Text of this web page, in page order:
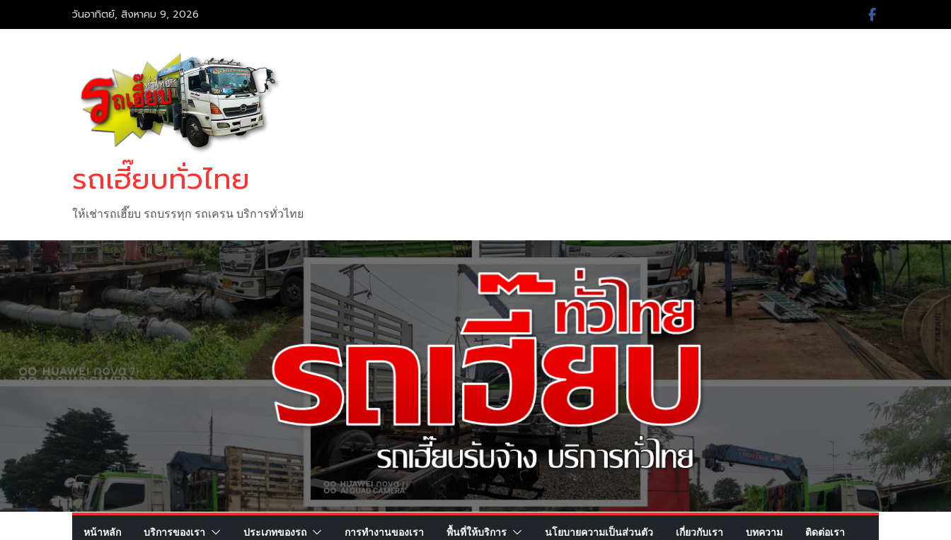
to
วันอาทิตย์, สิงหาคม 9, 2026
รถเฮี๊ยบทั่วไทย
ให้เช่ารถเฮี๊ยบ รถบรรทุก รถเครน บริการทั่วไทย
หน้าหลัก บริการของเรา ประเภทของรถ การทำงานของเรา พื้นที่ให้บริการ นโยบายความเป็นส่วนตัว เกี่ยวกับเรา บทความ ติดต่อเรา